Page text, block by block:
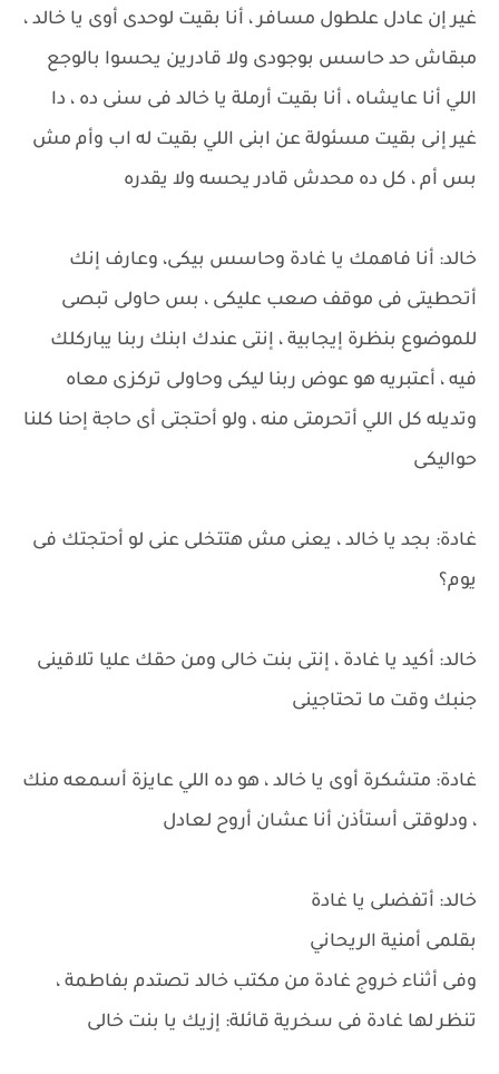
غير إن عادل علطول مسافر ، أنا بقيت لوحدى أوى يا خالد ،
مبقاش حد حاسس بوجودى ولا قادرين يحسوا بالوجع
اللي أنا عايشاه ، أنا بقيت أرملة يا خالد فى سنى ده ، دا
غير إنى بقيت مسئولة عن ابنى اللي بقيت له اب وأم مش
بس أم ، كل ده محدش قادر يحسه ولا يقدره
خالد: أنا فاهمك يا غادة وحاسس بيكى، وعارف إنك
أتحطيتى فى موقف صعب عليكى ، بس حاولى تبصى
للموضوع بنظرة إيجابية ، إنتى عندك ابنك ربنا يباركلك
فيه ، أعتبريه هو عوض ربنا ليكى وحاولى تركزى معاه
وتديله كل اللي أتحرمتى منه ، ولو أحتجتى أى حاجة إحنا كلنا
حواليكى
غادة: بجد يا خالد ، يعنى مش هتتخلى عنى لو أحتجتك فى
يوم؟
خالد: أكيد يا غادة ، إنتى بنت خالى ومن حقك عليا تلاقينى
جنبك وقت ما تحتاجينى
غادة: متشكرة أوى يا خالد ، هو ده اللي عايزة أسمعه منك
، ودلوقتى أستأذن أنا عشان أروح لعادل
خالد: أتفضلى يا غادة
بقلمى أمنية الريحاني
وفى أثناء خروج غادة من مكتب خالد تصتدم بفاطمة ،
تنظر لها غادة فى سخرية قائلة: إزيك يا بنت خالى